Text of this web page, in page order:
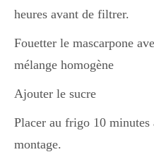
heures avant de filtrer.
Fouetter le mascarpone
mélange homogène
Ajouter le sucre
Placer au frigo 10 minutes
montage.